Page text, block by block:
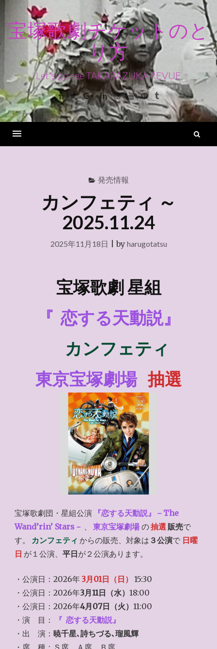
ン
ス
キ
ッ
宝塚歌劇チケットのと
り方
Let's go see TAKARAZUKA REVUE
Facebook
TwitterGoogle+LinkedinInstagram
YoutubePinterest
Tumblr
発売情報
カンフェティ ～
2025.11.24
2025年11月18日 |by harugotatsu
宝塚歌劇 星組
『 恋する天動説』
カンフェティ
東京宝塚劇場 抽選
宝塚歌劇団・星組公演 『恋する天動説』－The
Wand’rin’ Stars－ 、 東京宝塚劇場 の抽選 販売で
す。
カンフェティ からの販売、対象は ３公演で 日曜
日 が１公演、平日 が２公演あります。
・公演日：2026年 3月01日（日）
15:30
・公演日：2026年3月11日（水） 18:00
・公演日：2026年4月07日（火） 11:00
・演 目：
『 恋する天動説』
・出 演： 暁千星､詩ちづる､瑠風輝